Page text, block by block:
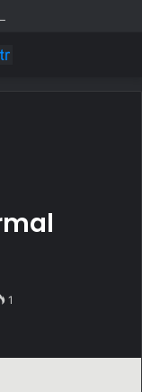
Bulundu
1